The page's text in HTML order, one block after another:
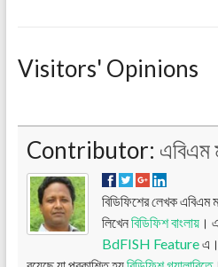
Visitors' Opinions
Contributor: এবিএম
বিডিফিশের লেখক এবিএম
লিখেনবিডিফিশ বাংলায়।
BdFISH Featureএ।